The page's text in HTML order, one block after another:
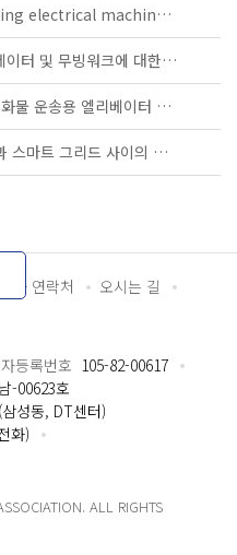
IEC 60034-5:2020 RLV - Rotating electrical machines - Part 5: Degrees of protection provided by the integral design of rotating electrical machines (IP code) - Classification
KS B ISO/TS 25740-1 - 에스컬레이터 및 무빙워크에 대한 안전요건 — 제1부: 세계공통 필수 안전요건(GESRs)
KS B ISO/TS 8100-21 - 승객 및 화물 운송용 엘리베이터 —제21부: 세계공통 필수안전요건(GESRs)을 충족하는 세계공통 안전 파라미터(GSPs)
KS C IEC TS 62872 - 산업 시설과 스마트 그리드 사이의 산업 공정 측정, 제어 및 자동화 시스템 인터페이스
당자 연락처
오시는 길
등록번호 105-82-00617
-00623호
성동, DT센터)
화)
ALL RIGHTS